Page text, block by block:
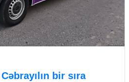
bir sıra